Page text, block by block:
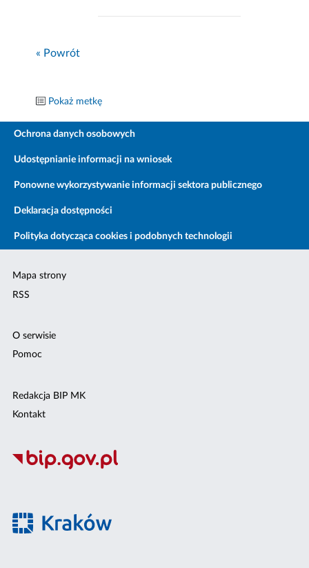
« Powrót
Pokaż metkę
Ochrona danych osobowych
Udostępnianie informacji na wniosek
Ponowne wykorzystywanie informacji sektora publicznego
Deklaracja dostępności
Polityka dotycząca cookies i podobnych technologii
Mapa strony
RSS
O serwisie
Pomoc
Redakcja BIP MK
Kontakt